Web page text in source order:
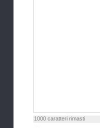
1000 caratteri rimasti